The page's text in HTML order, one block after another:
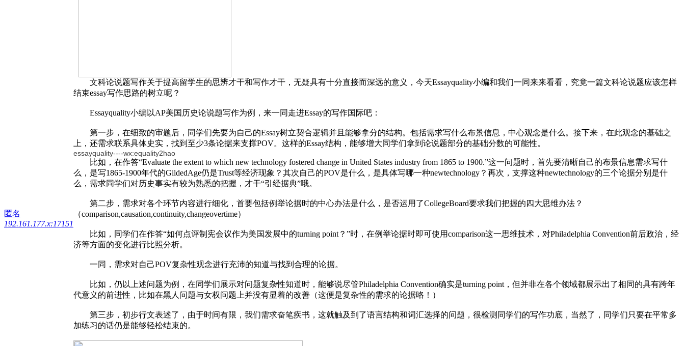
匿名
192.161.177.x:17151
文科论说题写作关于提高留学生的思辨才干和写作才干，无疑具有十分直接而深远的意义，今天Essayquality小编和我们一同来来看看，究竟一篇文科论说题应该怎样
结束essay写作思路的树立呢？
Essayquality小编以AP美国历史论说题写作为例，来一同走进Essay的写作国际吧：
第一步，在细致的审题后，同学们先要为自己的Essay树立契合逻辑并且能够拿分的结构。包括需求写什么布景信息，中心观念是什么。接下来，在此观念的基础之
上，还需求联系具体史实，找到至少3条论据来支撑POV。这样的Essay结构，能够增大同学们拿到论说题部分的基础分数的可能性。
essayquality----wx:equality2hao
比如，在作答“Evaluate the extent to which new technology fostered change in United States industry from 1865 to 1900.”这一问题时，首先要清晰自己的布景信息需求写什
么，是写1865-1900年代的GildedAge仍是Trust等经济现象？其次自己的POV是什么，是具体写哪一种newtechnology？再次，支撑这种newtechnology的三个论据分别是什
么，需求同学们对历史事实有较为熟悉的把握，才干“引经据典”哦。
第二步，需求对各个环节内容进行细化，首要包括例举论据时的中心办法是什么，是否运用了CollegeBoard要求我们把握的四大思维办法？
（comparison,causation,continuity,changeovertime）
比如，同学们在作答“如何点评制宪会议作为美国发展中的turning point？”时，在例举论据时即可使用comparison这一思维技术，对Philadelphia Convention前后政治，经
济等方面的变化进行比照分析。
一同，需求对自己POV复杂性观念进行充沛的知道与找到合理的论据。
比如，仍以上述问题为例，在同学们展示对问题复杂性知道时，能够说尽管Philadelphia Convention确实是turning point，但并非在各个领域都展示出了相同的具有跨年
代意义的前进性，比如在黑人问题与女权问题上并没有显着的改善（这便是复杂性的需求的论据咯！）
第三步，初步行文表述了，由于时间有限，我们需求奋笔疾书，这就触及到了语言结构和词汇选择的问题，很检测同学们的写作功底，当然了，同学们只要在平常多
加练习的话仍是能够轻松结束的。